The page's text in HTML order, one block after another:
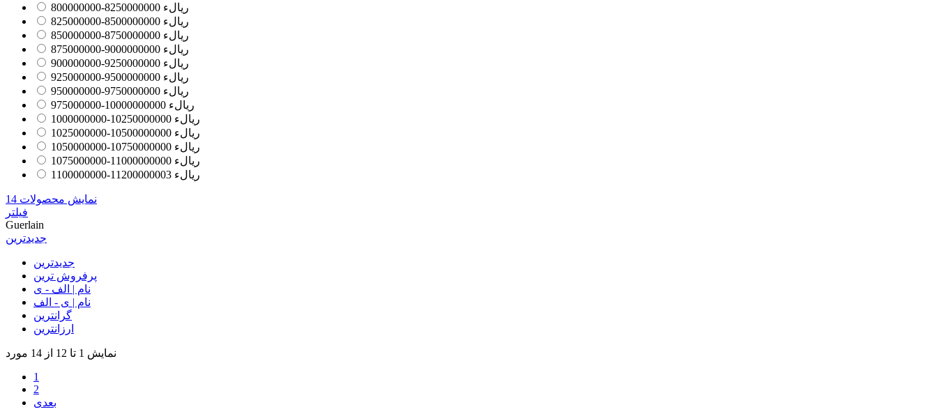
800000000-825000000ریالء 0
825000000-850000000ریالء 0
850000000-875000000ریالء 0
875000000-900000000ریالء 0
900000000-925000000ریالء 0
925000000-950000000ریالء 0
950000000-975000000ریالء 0
975000000-1000000000ریالء 0
1000000000-1025000000ریالء 0
1025000000-1050000000ریالء 0
1050000000-1075000000ریالء 0
1075000000-1100000000ریالء 0
1100000000-1120000000ریالء 3
نمایش محصولات 14
فیلتر
Guerlain
جدیدترین
جدیدترین
پرفروش ترین
نام | الف - ی
نام | ی - الف
گرانترین
ارزانترین
نمایش 1 تا 12 از 14 مورد
1
2
بعدی